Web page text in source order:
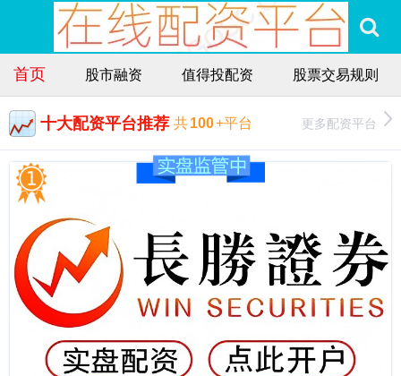
首页 股市融资 值得投配资 股票交易规则
十大配资平台推荐 共100+平台 更多配资平台